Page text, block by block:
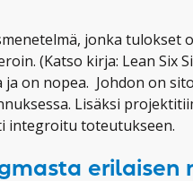
jonka tulokset
(Katso kirja: Lean Six
on nopea. Johdon on
Lisäksi
integroitu toteutukseen.
erilaisen